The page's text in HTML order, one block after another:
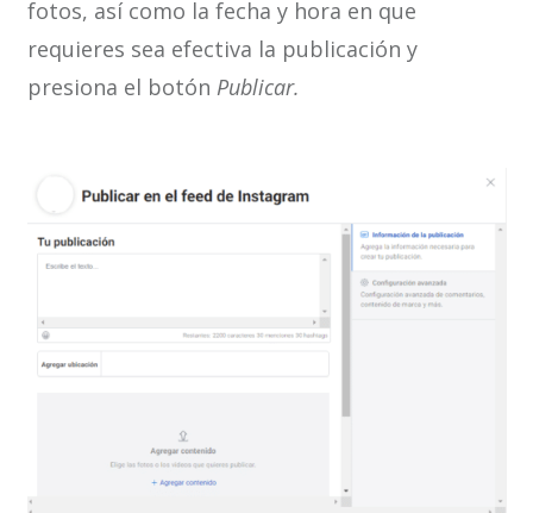
fotos, así como la fecha y hora en que
requieres sea efectiva la publicación y
presiona el botón Publicar.